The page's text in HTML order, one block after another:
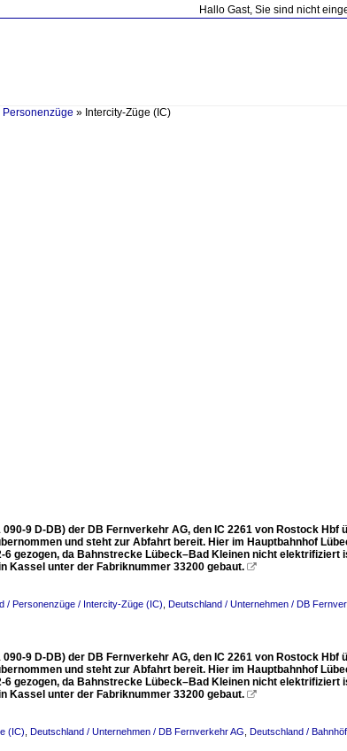
Hallo Gast, Sie sind nicht
Personenzüge » Intercity-Züge (IC)
090-9 D-DB) der DB Fernverkehr AG, den IC 2261 von Rostock
und steht zur Abfahrt bereit. Hier im Hauptbahnhof
6 gezogen, da Bahnstrecke Lübeck–Bad Kleinen nicht elektrifiziert
Kassel unter der Fabriknummer 33200 gebaut. 
/ Personenzüge / Intercity-Züge (IC) Deutschland / Unternehmen / DB
090-9 D-DB) der DB Fernverkehr AG, den IC 2261 von Rostock
und steht zur Abfahrt bereit. Hier im Hauptbahnhof
6 gezogen, da Bahnstrecke Lübeck–Bad Kleinen nicht elektrifiziert
Kassel unter der Fabriknummer 33200 gebaut. 
(IC) Deutschland / Unternehmen / DB Fernverkehr AG Deutschland /